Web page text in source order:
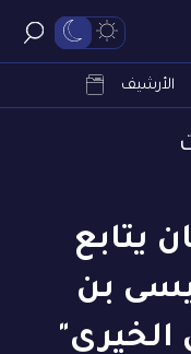
الأرشيف
يتابع
بن
الخيري"